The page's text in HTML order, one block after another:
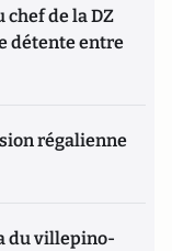
chef de la DZ
détente entre
régalienne
du villepino-